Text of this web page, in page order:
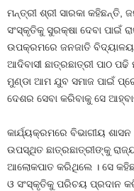
ମନ୍ତ୍ରୀ ଶ୍ରୀ ସାରକା
ସଂସ୍କୃତିକୁ ସୁରକ୍ଷା ଦେବା ପାଇଁ
ଉପକ୍ରମରେ ଜନଜାତି
ଆଦିବାସୀ ଛାତ୍ରଛାତ୍ରୀ ପାଠ
ମୁଣ୍ଡା ଆମ ଯୁବ ସମାଜ ପାଇଁ
ଦେଶର ସେବା କରିବାକୁ ସେ
କାର୍ଯ୍ୟକ୍ରମରେ ବିଭାଗୀୟ
ଉପସ୍ଥିତ ଛାତ୍ରଛାତ୍ରୀଙ୍କୁ
ଆଲୋକପାତ କରିଥିଲେ । ସେ
ଓ ସଂସ୍କୃତିକୁ ପରିଚୟ ପ୍ରଦାନ